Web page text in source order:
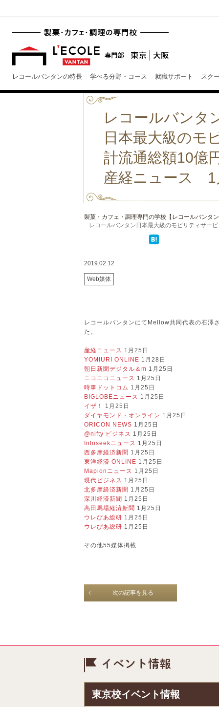
レコールバンタンの特長 学べる分野・コース 就職サポート スク
レコールバンタ
日本最大級のモ
計流通総額10億
産経ニュース 1
製菓・カフェ・調理専門の学校【レコールバンタ
レコールバンタン日本最大級のモビリティサー
2019.02.12
Web媒体
レコールバンタンにてMellow共同代表の石澤
た。
産経ニュース 1月25日
YOMIURI ONLINE 1月28日
朝日新聞デジタル＆m 1月25日
ニコニコニュース 1月25日
時事ドットコム 1月25日
BIGLOBEニュース 1月25日
イザ！ 1月25日
ダイヤモンド・オンライン 1月25日
ORICON NEWS 1月25日
@nifty ビジネス 1月25日
Infoseekニュース 1月25日
西多摩経済新聞 1月25日
東洋経済 ONLINE 1月25日
Mapionニュース 1月25日
現代ビジネス 1月25日
北多摩経済新聞 1月25日
深川経済新聞 1月25日
高田馬場経済新聞 1月25日
ウレぴあ総研 1月25日
ウレぴあ総研 1月25日
その他55媒体掲載
次の記事を見る
東京校イベント情報